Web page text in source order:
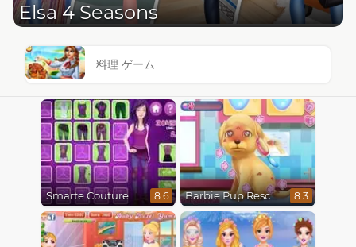
Elsa 4 Seasons
料理 ゲーム
Smarte Couture 8.6 Barbie Pup Rescue 8.3